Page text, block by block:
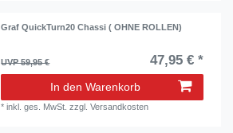
Graf QuickTurn20 Chassi ( OHNE ROLLEN)
UVP 59,95 € 47,95 € *
In den Warenkorb
*inkl. ges. MwSt. zzgl.Versandkosten